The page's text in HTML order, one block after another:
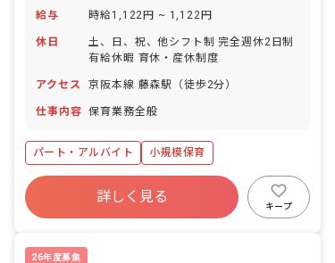
給与 時給1,122円 ~ 1,122円
休日
土、日、祝、他シフト制 完全週休2日制
有給休暇 育休・産休制度
アクセス 京阪本線 藤森駅（徒歩2分）
仕事内容 保育業務全般
パート・アルバイト 小規模保育
詳しく見る
キープ
26年度募集